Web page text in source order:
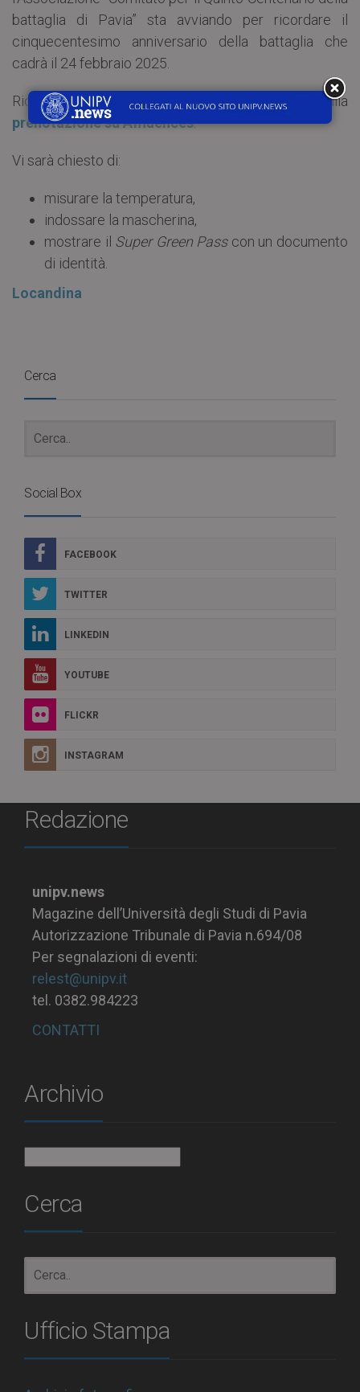
battaglia di Pavia” sta avviando per ricordare il
cinquecentesimo anniversario della battaglia che
cadrà il 24 febbraio 2025.
Ricordiamo che l’ingresso è subordinato alla
prenotazione su Affluences.
Vi sarà chiesto di:
misurare la temperatura,
indossare la mascherina,
mostrare il Super Green Passcon un documento
di identità.
Locandina
Cerca
Social Box
FACEBOOK
TWITTER
LINKEDIN
YOUTUBE
FLICKR
INSTAGRAM
Redazione
unipv.news
Magazine dell’Università degli Studi di Pavia
Autorizzazione Tribunale di Pavia n.694/08
Per segnalazioni di eventi:
relest@unipv.it
tel. 0382.984223
CONTATTI
Archivio
Cerca
Ufficio Stampa